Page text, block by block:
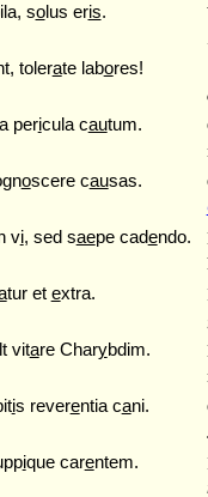
solus eris.
tolerate labores!
pericula cautum.
oscere causas.
vi, sed saepe cadendo.
tur et extra.
vitare Charybdim.
is reverentia cani.
ique carentem.